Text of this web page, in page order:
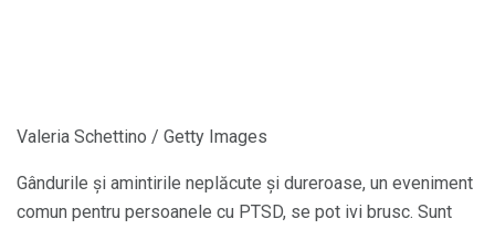
Valeria Schettino / Getty Images
Gândurile și amintirile neplăcute și dureroase, un eveniment
comun pentru persoanele cu PTSD, se pot ivi brusc. Sunt